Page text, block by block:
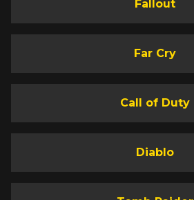
Fallout
Far Cry
Call of Duty
Diablo